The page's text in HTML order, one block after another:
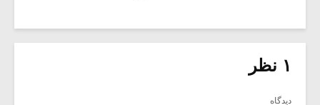
۱ نظر
دیدگاه